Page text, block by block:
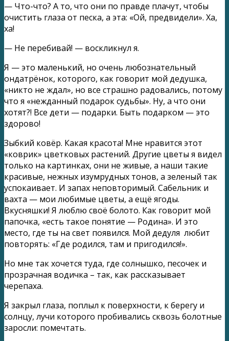
— Что-что? А то, что они по правде плачут, чтобы
очистить глаза от песка, а эта: «Ой, предвидели». Ха,
ха!
— Не перебивай! — воскликнул я.
Я — это маленький, но очень любознательный
ондатрёнок, которого, как говорит мой дедушка,
«никто не ждал», но все страшно радовались, потому
что я «нежданный подарок судьбы». Ну, а что они
хотят?! Все дети — подарки. Быть подарком — это
здорово!
Зыбкий ковёр. Какая красота! Мне нравится этот
«коврик» цветковых растений. Другие цветы я видел
только на картинках, они не живые, а наши такие
красивые, нежных изумрудных тонов, а зеленый так
успокаивает. И запах неповторимый. Сабельник и
вахта — мои любимые цветы, а ещё ягоды.
Вкусняшки! Я люблю своё болото. Как говорит мой
папочка, «есть такое понятие — Родина». И это
место, где ты на свет появился. Мой дедуля любит
повторять: «Где родился, там и пригодился!».
Но мне так хочется туда, где солнышко, песочек и
прозрачная водичка – так, как рассказывает
черепаха.
Я закрыл глаза, поплыл к поверхности, к берегу и
солнцу, лучи которого пробивались сквозь болотные
заросли: помечтать.